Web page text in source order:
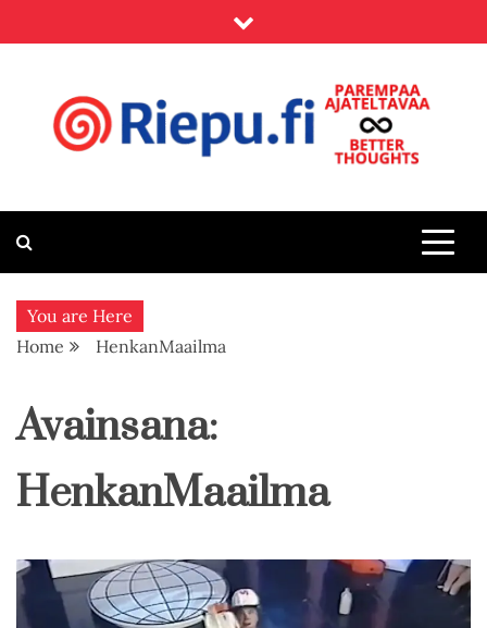
to
Riepu.fi
You are Here
Home
HenkanMaailma
Avainsana:
HenkanMaailma